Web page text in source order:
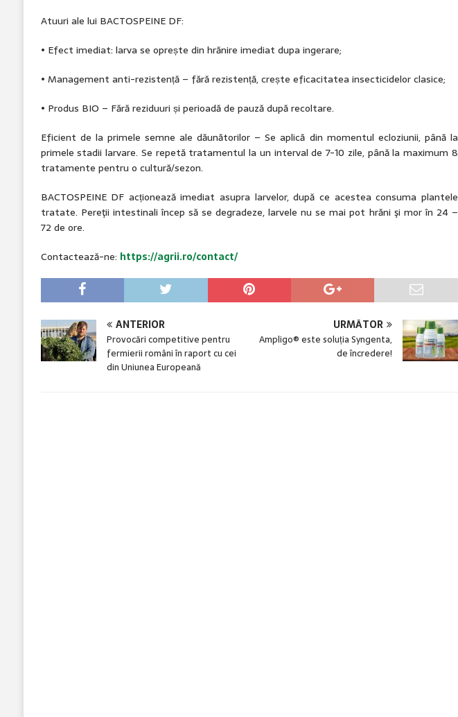
Atuuri ale lui BACTOSPEINE DF:
• Efect imediat: larva se oprește din hrănire imediat dupa ingerare;
• Management anti-rezistență – fără rezistență, crește eficacitatea insecticidelor clasice;
• Produs BIO – Fără reziduuri și perioadă de pauză după recoltare.
Eficient de la primele semne ale dăunătorilor – Se aplică din momentul ecloziunii, până la
primele stadii larvare. Se repetă tratamentul la un interval de 7-10 zile, până la maximum 8
tratamente pentru o cultură/sezon.
BACTOSPEINE DF acționează imediat asupra larvelor, după ce acestea consuma plantele
tratate. Pereţii intestinali încep să se degradeze, larvele nu se mai pot hrăni şi mor în 24 –
72 de ore.
Contactează-ne: https://agrii.ro/contact/
ANTERIOR
Provocări competitive pentru
fermierii români în raport cu cei
din Uniunea Europeană
URMĂTOR
Ampligo® este soluția Syngenta,
de încredere!